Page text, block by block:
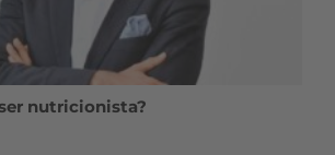
nutricionista?